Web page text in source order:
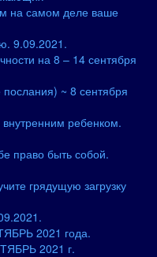
на самом деле ваше
9.09.2021.
на 8 – 14 сентября
~ 8 сентября
ребенком.
право быть собой.
грядущую загрузку
2021 года.
2021 г.